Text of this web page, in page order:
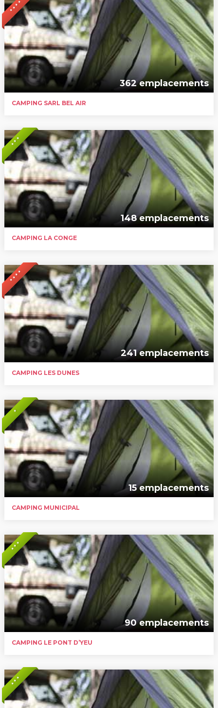
* * * *
362 emplacements
CAMPING SARL BEL AIR
* * *
148 emplacements
CAMPING LA CONGE
* * * *
241 emplacements
CAMPING LES DUNES
*
15 emplacements
CAMPING MUNICIPAL
* * *
90 emplacements
CAMPING LE PONT D’YEU
* * *